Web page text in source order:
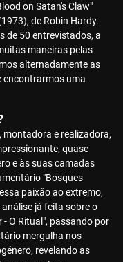
on Satan's Claw"
de Robin Hardy.
de 50 entrevistados, a
maneiras pelas
alternadamente as
encontrarmos uma
e realizadora,
quase
e às suas camadas
"Bosques
paixão ao extremo,
já feita sobre o
O Ritual", passando por
mergulha nos
revelando as